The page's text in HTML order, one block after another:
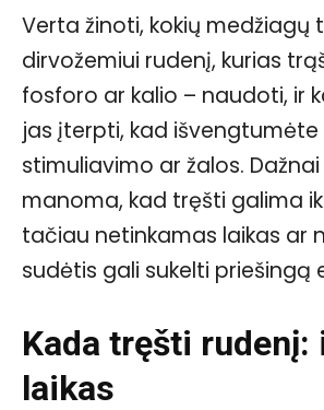
Verta žinoti, kokių medžiagų
dirvožemiui rudenį, kurias
fosforo ar kalio – naudoti, ir
jas įterpti, kad
stimuliavimo ar žalos.
manoma, kad tręšti galima
tačiau netinkamas laikas ar
sudėtis gali sukelti priešingą
Kada tręšti rudenį:
laikas